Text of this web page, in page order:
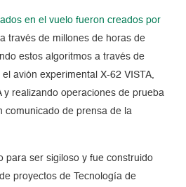
en el vuelo fueron creados por
a través de millones de horas de
estos algoritmos a través de
avión experimental X-62 VISTA,
y realizando operaciones de prueba
comunicado de prensa de la
para ser sigiloso y fue construido
proyectos de Tecnología de